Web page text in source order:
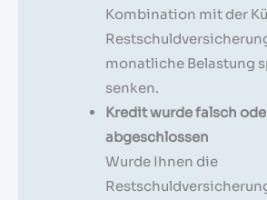
Kombination mit der
monatliche Belastung
senken.
Kredit wurde falsch
abgeschlossen
Wurde Ihnen die